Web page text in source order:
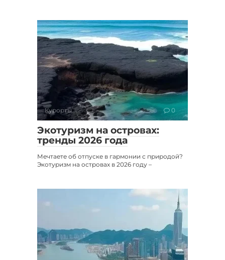
Курорты 0
Экотуризм на островах:
тренды 2026 года
Мечтаете об отпуске в гармонии с природой?
Экотуризм на островах в 2026 году –